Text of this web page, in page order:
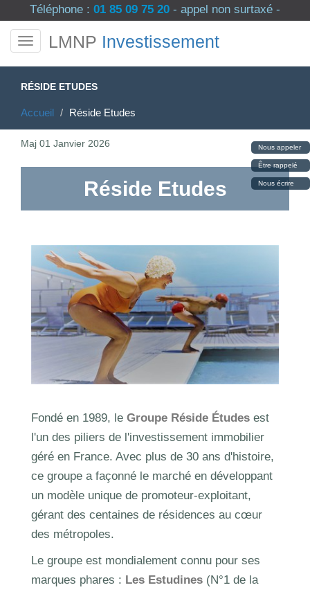
Téléphone : 01 85 09 75 20 - appel non surtaxé -
Nous appeler
Être rappelé
Nous écrire
LMNP Investissement
RÉSIDE ETUDES
Accueil Réside Etudes
Maj 01 Janvier 2026
Réside Etudes
Fondé en 1989, le Groupe Réside Études est
l'un des piliers de l'investissement immobilier
géré en France. Avec plus de 30 ans d'histoire,
ce groupe a façonné le marché en développant
un modèle unique de promoteur-exploitant,
gérant des centaines de résidences au cœur
des métropoles.
Le groupe est mondialement connu pour ses
marques phares : Les Estudines (N°1 de la